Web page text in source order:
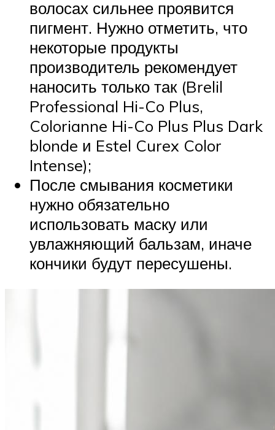
волосах сильнее проявится
пигмент. Нужно отметить, что
некоторые продукты
производитель рекомендует
наносить только так (Brelil
Professional Hi-Co Plus,
Colorianne Hi-Co Plus Plus Dark
blonde и Estel Curex Color
Intense);
После смывания косметики
нужно обязательно
использовать маску или
увлажняющий бальзам, иначе
кончики будут пересушены.